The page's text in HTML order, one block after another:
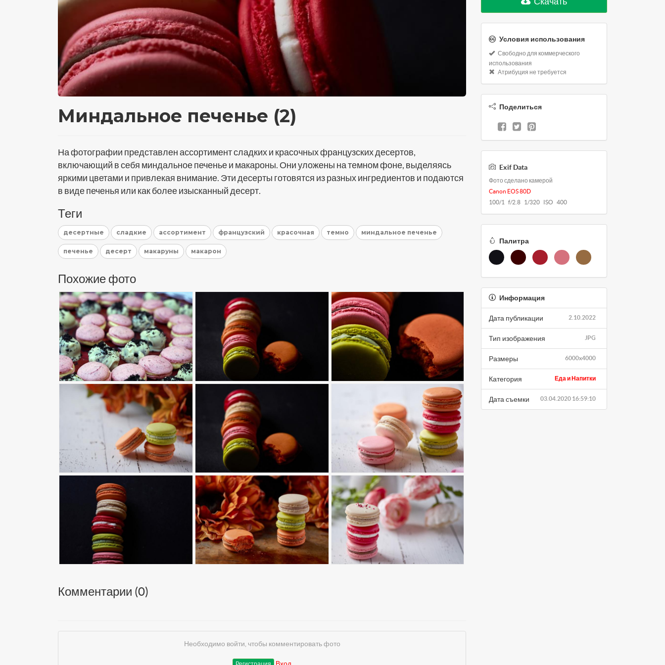
Миндальное печенье (2)
На фотографии представлен ассортимент сладких и красочных французских десертов,
включающий в себя миндальное печенье и макароны. Они уложены на темном фоне, выделяясь
яркими цветами и привлекая внимание. Эти десерты готовятся из разных ингредиентов и подаются
в виде печенья или как более изысканный десерт.
Теги
десертные сладкие ассортимент французский красочная темно миндальное печенье
печенье десерт макаруны макарон
Похожие фото
Комментарии (0)
Необходимо войти, чтобы комментировать фото
Вход
Условия использования
Свободно для коммерческого
использования
Атрибуция не требуется
Поделиться
Exif Data
Фото сделано камерой
Canon EOS 80D
100/1 f/2.8 1/320 ISO 400
Палитра
Информация
2.10.2022
Дата публикации
JPG
Тип изображения
6000x4000
Размеры
Еда и Напитки
Категория
03.04.2020 16:59:10
Дата съемки